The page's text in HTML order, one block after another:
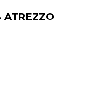
ATREZZO